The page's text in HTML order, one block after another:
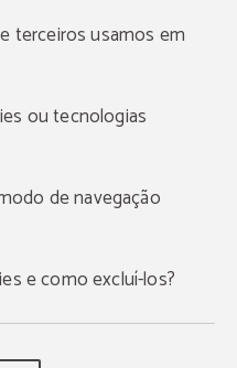
terceiros usamos em
ou tecnologias
de navegação
e como excluí-los?